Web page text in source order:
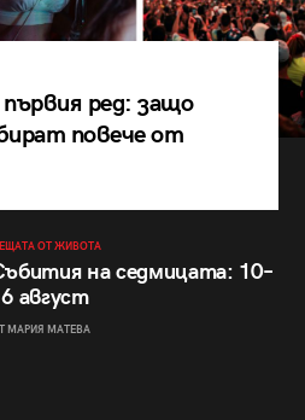
ред: защо
повече от
ОТ ЖИВОТА
на седмицата: 10–
август
МАРИЯ МАТЕВА